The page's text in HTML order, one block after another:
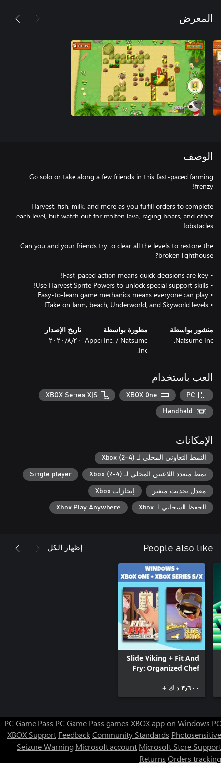
المعرض
الوصف
Go solo or take along a few friends in this fast-paced farming
Harvest, fish, milk, and more as you fulfill orders to complete
each level, but watch out for molten lava, raging boars, and other
Can you and your friends try to clear all the levels to restore the
• Take on farm, beach, Underworld, and Skyworld levels!
منشور بواسطة
Natsume Inc.
مطورة بواسطة
Appci Inc. / Natsume
Inc.
تاريخ الإصدار
٢٠‏/٨‏/٢٠٢٠
العب باستخدام
PC
XBOX One
XBOX Series X|S
Handheld
الإمكانات
النمط التعاوني المحلي لـ Xbox (2-4)
نمط متعدد اللاعبين المحلي لـ Xbox (2-4) Single player
معدل تحديث متغير إنجازات Xbox
الحفظ السحابي لـ Xbox Xbox Play Anywhere
People also like إظهار الكل
Slide Viking + Fit And
Fry: Organized Chef
٣٫٦٠٠ د.ك.‏+
PC Game Pass PC Game Pass games XBOX app on Windows PC
XBOX Support FeedbackCommunity Standards Photosensitive
Seizure Warning Microsoft account Microsoft Store Support
Returns Orders tracking